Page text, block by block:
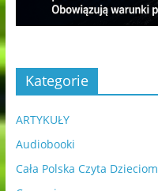
Kategorie
ARTYKUŁY
Audiobooki
Cała Polska Czyta Dzieciom